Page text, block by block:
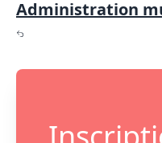
Administration